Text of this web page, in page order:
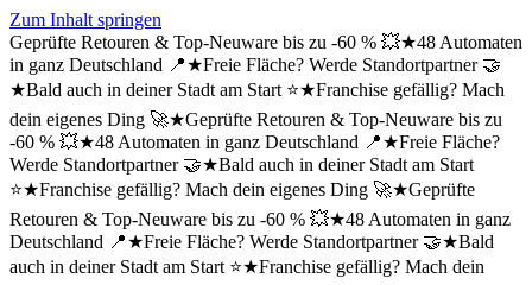
Zum Inhalt springen
Geprüfte Retouren & Top-Neuware bis zu -60 % 💥★48 Automaten
in ganz Deutschland 📍★Freie Fläche? Werde Standortpartner 🤝
★Bald auch in deiner Stadt am Start ⭐★Franchise gefällig? Mach
dein eigenes Ding 🚀★Geprüfte Retouren & Top-Neuware bis zu
-60 % 💥★48 Automaten in ganz Deutschland 📍★Freie Fläche?
Werde Standortpartner 🤝★Bald auch in deiner Stadt am Start
⭐★Franchise gefällig? Mach dein eigenes Ding 🚀★Geprüfte
Retouren & Top-Neuware bis zu -60 % 💥★48 Automaten in ganz
Deutschland 📍★Freie Fläche? Werde Standortpartner 🤝★Bald
auch in deiner Stadt am Start ⭐★Franchise gefällig? Mach dein